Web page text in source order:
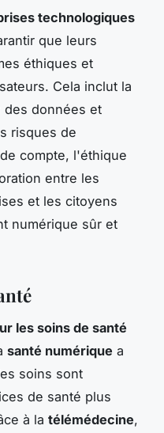
technologiques
que leurs
éthiques et
Cela inclut la
des données et
risques de
compte, l'éthique
entre les
et les citoyens
numérique sûr et
les soins de santé
santé numérique a
soins sont
de santé plus
à la télémédecine,